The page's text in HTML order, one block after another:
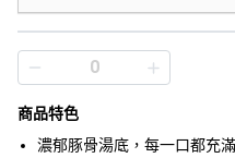
商品特色
濃郁豚骨湯底，每一口都充